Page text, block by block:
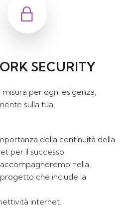
SECURITY
misura per ogni esigenza,
sulla tua
della continuità della
per il successo
nella
che include la
internet.